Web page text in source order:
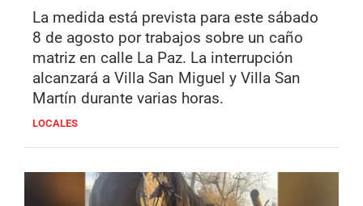
La medida está prevista para este sábado
8 de agosto por trabajos sobre un caño
matriz en calle La Paz. La interrupción
alcanzará a Villa San Miguel y Villa San
Martín durante varias horas.
LOCALES